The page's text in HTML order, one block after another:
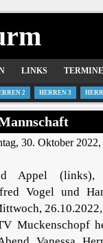
LINKS TERMINE
2 HERREN 3
30. Oktober
Appel (links),
Vogel und
Muckenschopf